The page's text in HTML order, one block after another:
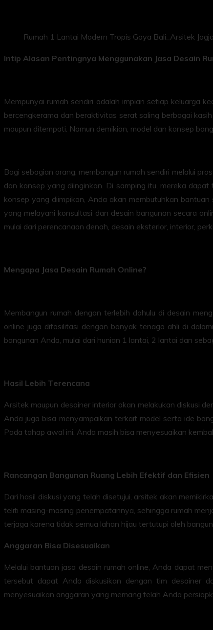
Rumah 1 Lantai Modern Tropis Gaya Bali_Arsitek Jogja
Intip Alasan Pentingnya Menggunakan Jasa Desain
Mempunyai rumah sendiri adalah impian setiap keluarga
bercengkerama dan beraktivitas serat saling berbagai
maupun ditempati. Namun demikian, model dan konsep
Bagi sebagian orang, membangun rumah sendiri melalui
dan konsep yang diinginkan. Di samping itu, mereka
konsep yang diimpikan, Anda akan membutuhkan
yang melayani konsultasi dan desain bangunan secara
mulai dari perencanaan denah, desain eksterior, interior,
Mengapa Jasa Desain Rumah Online?
Membangun rumah dengan terlebih dahulu di desain
online juga difasilitasi dengan banyak tenaga ahli di
bangunan Anda, mulai dari hunian 1 lantai, 2 lantai dan
Hasil Lebih Terencana
Arsitek maupun desainer interior akan melakukan diskusi
Anda juga bisa menyampaikan terkait model serta ide
Pada tahap awal ini, Anda masih bisa menyesuaikan
Rancangan Bangunan Ruang Lebih Efektif dan Efisien
Dari hasil diskusi yang telah disetujui, arsitek akan
teliti masing-masing penempatannya, sehingga rumah
terjaga karena tidak semua lahan hijau tertutupi oleh
Anggaran Bisa Disesuaikan
Melalui bantuan jasa desain rumah online, Anda dapat
tersebut dapat Anda diskusikan dengan tim desainer
menyesuaikan anggaran yang memang telah Anda